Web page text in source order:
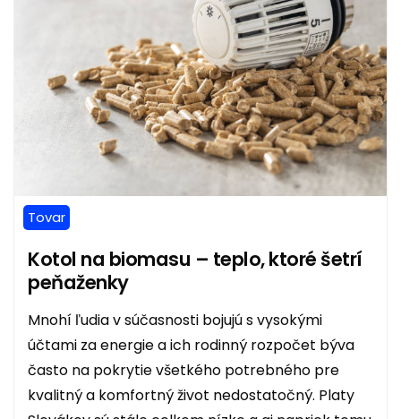
Tovar
Kotol na biomasu – teplo, ktoré šetrí
peňaženky
Mnohí ľudia v súčasnosti bojujú s vysokými
účtami za energie a ich rodinný rozpočet býva
často na pokrytie všetkého potrebného pre
kvalitný a komfortný život nedostatočný. Platy